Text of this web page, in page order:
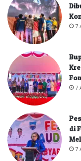
7
7
di
7